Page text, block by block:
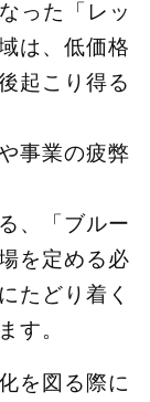
った「レッ
は、低価格
起こり得る
事業の疲弊
、「ブルー
を定める必
たどり着く
す。
を図る際に